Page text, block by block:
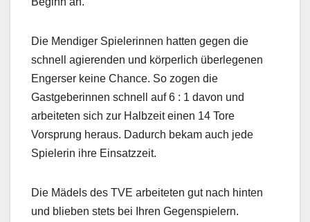
Die Mendiger Spielerinnen hatten gegen die
schnell agierenden und körperlich überlegenen
Engerser keine Chance. So zogen die
Gastgeberinnen schnell auf 6 : 1 davon und
arbeiteten sich zur Halbzeit einen 14 Tore
Vorsprung heraus. Dadurch bekam auch jede
Spielerin ihre Einsatzzeit.
Die Mädels des TVE arbeiteten gut nach hinten
und blieben stets bei Ihren Gegenspielern.